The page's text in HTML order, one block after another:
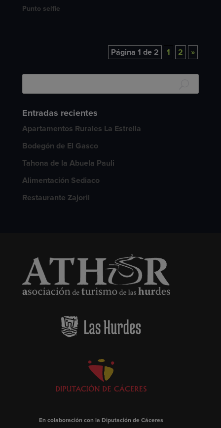
Punto selfie
Página 1 de 2 1 2 »
Entradas recientes
Apartamentos Rurales La Estrella
Bodegón de El Gasco
Tahona de la Abuela Pauli
Alimentación Sediaco
Restaurante Zajoril
En colaboración con la Diputación de Cáceres